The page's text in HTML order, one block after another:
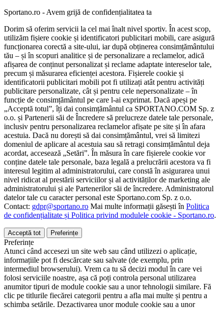
Sportano.ro - Avem grijă de confidențialitatea ta
Dorim să oferim servicii la cel mai înalt nivel sportiv. În acest scop,
utilizăm fișiere cookie și identificatori publicitari mobili, care asigură
funcționarea corectă a site-ului, iar după obținerea consimțământului
tău – și în scopuri analitice și de personalizare a reclamelor, adică
afișarea de conținut personalizat și reclame adaptate intereselor tale,
precum și măsurarea eficienței acestora. Fișierele cookie și
identificatorii publicitari mobili pot fi utilizați atât pentru activități
publicitare personalizate, cât și pentru cele nepersonalizate – în
funcție de consimțământul pe care l-ai exprimat. Dacă apeși pe
„Acceptă totul”, îți dai consimțământul ca SPORTANO.COM Sp. z
o.o. și Partenerii săi de Încredere să prelucreze datele tale personale,
inclusiv pentru personalizarea reclamelor afișate pe site și în afara
acestuia. Dacă nu dorești să dai consimțământul, vrei să limitezi
domeniul de aplicare al acestuia sau să retragi consimțământul deja
acordat, accesează „Setări”. În măsura în care fișierele cookie vor
conține datele tale personale, baza legală a prelucrării acestora va fi
interesul legitim al administratorului, care constă în asigurarea unui
nivel ridicat al prestării serviciilor și al activităților de marketing ale
administratorului și ale Partenerilor săi de încredere. Administratorul
datelor tale cu caracter personal este Sportano.com Sp. z o.o.
Contact: gdpr@sportano.ro Mai multe informații găsești în Politica
de confidențialitate și Politica privind modulele cookie - Sportano.ro.
Acceptă tot Preferințe
Preferințe
Atunci când accesezi un site web sau când utilizezi o aplicație,
informațiile pot fi descărcate sau salvate (de exemplu, prin
intermediul browserului). Vrem ca tu să decizi modul în care vei
folosi serviciile noastre, așa că poți controla personal utilizarea
anumitor tipuri de module cookie sau a unor tehnologii similare. Fă
clic pe titlurile fiecărei categorii pentru a afla mai multe și pentru a
schimba setările. Dezactivarea unor module cookie sau a unor